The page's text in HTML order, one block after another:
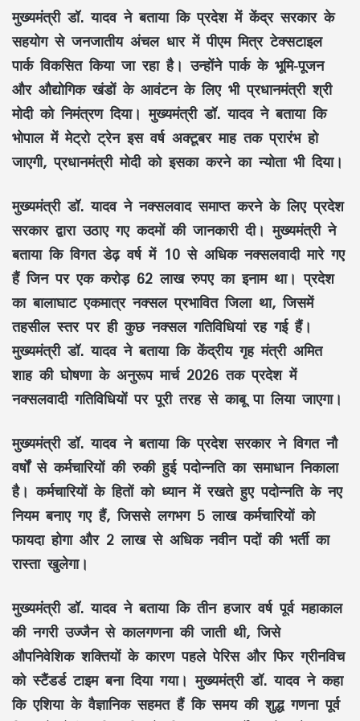
मुख्यमंत्री डॉ. यादव ने बताया कि प्रदेश में केंद्र सरकार के
सहयोग से जनजातीय अंचल धार में पीएम मित्र टेक्सटाइल
पार्क विकसित किया जा रहा है। उन्होंने पार्क के भूमि-पूजन
और औद्योगिक खंडों के आवंटन के लिए भी प्रधानमंत्री श्री
मोदी को निमंत्रण दिया। मुख्यमंत्री डॉ. यादव ने बताया कि
भोपाल में मेट्रो ट्रेन इस वर्ष अक्टूबर माह तक प्रारंभ हो
जाएगी, प्रधानमंत्री मोदी को इसका करने का न्योता भी दिया।
मुख्यमंत्री डॉ. यादव ने नक्सलवाद समाप्त करने के लिए प्रदेश
सरकार द्वारा उठाए गए कदमों की जानकारी दी। मुख्यमंत्री ने
बताया कि विगत डेढ़ वर्ष में 10 से अधिक नक्सलवादी मारे गए
हैं जिन पर एक करोड़ 62 लाख रुपए का इनाम था। प्रदेश
का बालाघाट एकमात्र नक्सल प्रभावित जिला था, जिसमें
तहसील स्तर पर ही कुछ नक्सल गतिविधियां रह गई हैं।
मुख्यमंत्री डॉ. यादव ने बताया कि केंद्रीय गृह मंत्री अमित
शाह की घोषणा के अनुरूप मार्च 2026 तक प्रदेश में
नक्सलवादी गतिविधियों पर पूरी तरह से काबू पा लिया जाएगा।
मुख्यमंत्री डॉ. यादव ने बताया कि प्रदेश सरकार ने विगत नौ
वर्षों से कर्मचारियों की रुकी हुई पदोन्नति का समाधान निकाला
है। कर्मचारियों के हितों को ध्यान में रखते हुए पदोन्नति के नए
नियम बनाए गए हैं, जिससे लगभग 5 लाख कर्मचारियों को
फायदा होगा और 2 लाख से अधिक नवीन पदों की भर्ती का
रास्ता खुलेगा।
मुख्यमंत्री डॉ. यादव ने बताया कि तीन हजार वर्ष पूर्व महाकाल
की नगरी उज्जैन से कालगणना की जाती थी, जिसे
औपनिवेशिक शक्तियों के कारण पहले पेरिस और फिर ग्रीनविच
को स्टैंडर्ड टाइम बना दिया गया। मुख्यमंत्री डॉ. यादव ने कहा
कि एशिया के वैज्ञानिक सहमत हैं कि समय की शुद्ध गणना पूर्व